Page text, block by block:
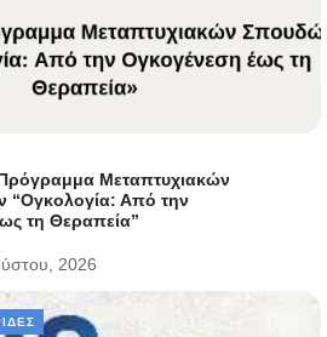
Πρόγραμμα Μεταπτυχιακών
“Ογκολογία: Από την
τη Θεραπεία”
2026